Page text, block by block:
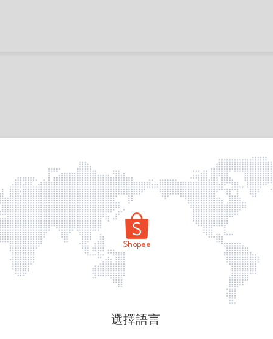
頁面無法顯示
選擇語言